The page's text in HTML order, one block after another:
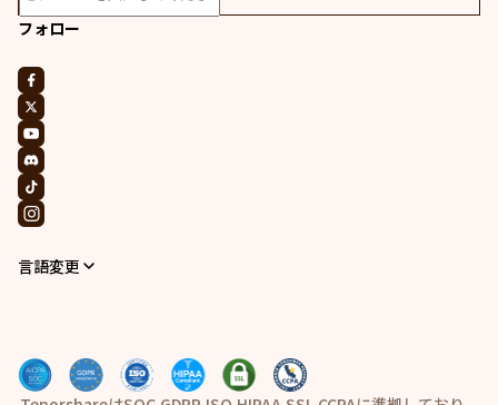
フォロー
言語変更